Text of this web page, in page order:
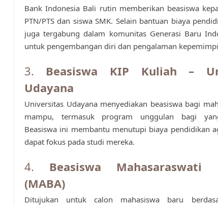
Bank Indonesia Bali rutin memberikan beasiswa
PTN/PTS dan siswa SMK. Selain bantuan biaya
juga tergabung dalam komunitas Generasi Baru
untuk pengembangan diri dan pengalaman
3. Beasiswa KIP Kuliah –
Udayana
Universitas Udayana menyediakan beasiswa bagi
mampu, termasuk program unggulan bagi
Beasiswa ini membantu menutupi biaya pendidikan
dapat fokus pada studi mereka.
4. Beasiswa Mahasaraswati
(MABA)
Ditujukan untuk calon mahasiswa baru